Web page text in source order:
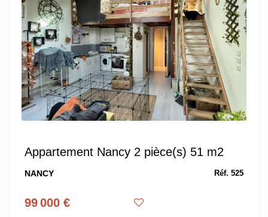
Appartement Nancy 2 pièce(s) 51 m2
NANCY Réf. 525
99 000 €